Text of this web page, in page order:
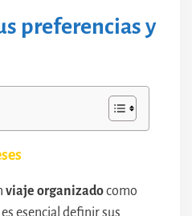
preferencias y
viaje organizadocomo
es esencial definir sus